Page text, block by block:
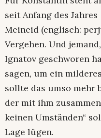
seit Anfang des
Meineid (englisch:
Vergehen. Und
Ignatov geschworen
sagen, um ein
sollte das umso mehr
der mit ihm
keinen Umständen“
Lage lügen.